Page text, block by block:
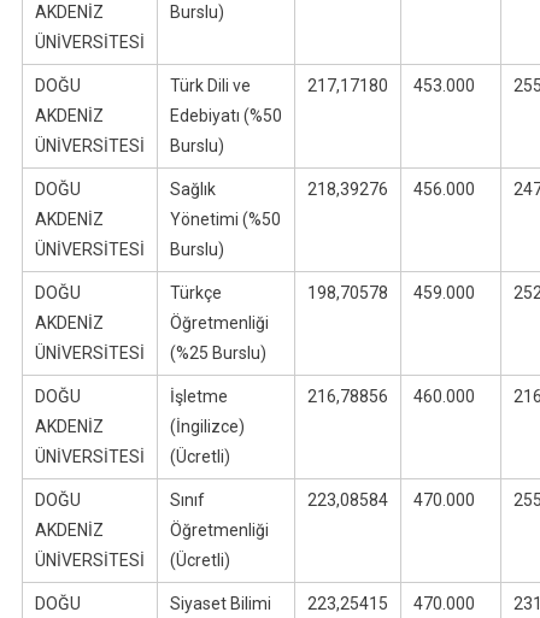
AKDENİZ
ÜNİVERSİTESİ
Burslu)
DOĞU
AKDENİZ
ÜNİVERSİTESİ
Türk Dili ve
Edebiyatı (%50
Burslu)
217,17180 453.000
DOĞU
AKDENİZ
ÜNİVERSİTESİ
Sağlık
Yönetimi (%50
Burslu)
218,39276 456.000
DOĞU
AKDENİZ
ÜNİVERSİTESİ
Türkçe
Öğretmenliği
(%25 Burslu)
198,70578 459.000
DOĞU
AKDENİZ
ÜNİVERSİTESİ
İşletme
(İngilizce)
(Ücretli)
216,78856 460.000
DOĞU
AKDENİZ
ÜNİVERSİTESİ
Sınıf
Öğretmenliği
(Ücretli)
223,08584 470.000
DOĞU
Siyaset Bilimi
223,25415 470.000